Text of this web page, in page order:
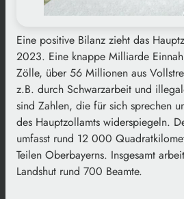
Eine positive Bilanz zieht das
2023. Eine knappe Milliarde
Zölle, über 56 Millionen aus
z.B. durch Schwarzarbeit und
sind Zahlen, die für sich sprechen
des Hauptzollamts widerspiegeln.
umfasst rund 12 000
Teilen Oberbayerns. Insgesamt
Landshut rund 700 Beamte.